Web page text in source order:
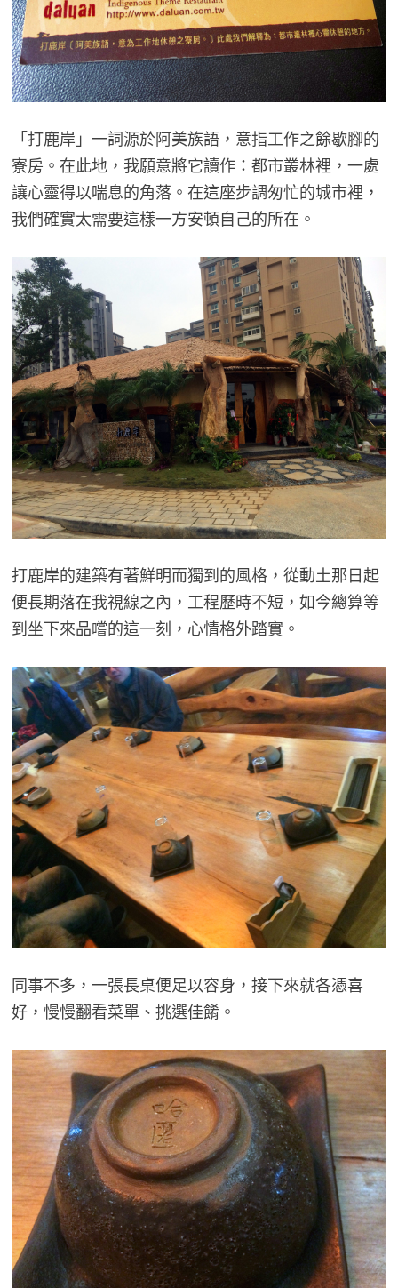
「打鹿岸」一詞源於阿美族語，意指工作之餘歇腳的
寮房。在此地，我願意將它讀作：都市叢林裡，一處
讓心靈得以喘息的角落。在這座步調匆忙的城市裡，
我們確實太需要這樣一方安頓自己的所在。
打鹿岸的建築有著鮮明而獨到的風格，從動土那日起
便長期落在我視線之內，工程歷時不短，如今總算等
到坐下來品嚐的這一刻，心情格外踏實。
同事不多，一張長桌便足以容身，接下來就各憑喜
好，慢慢翻看菜單、挑選佳餚。